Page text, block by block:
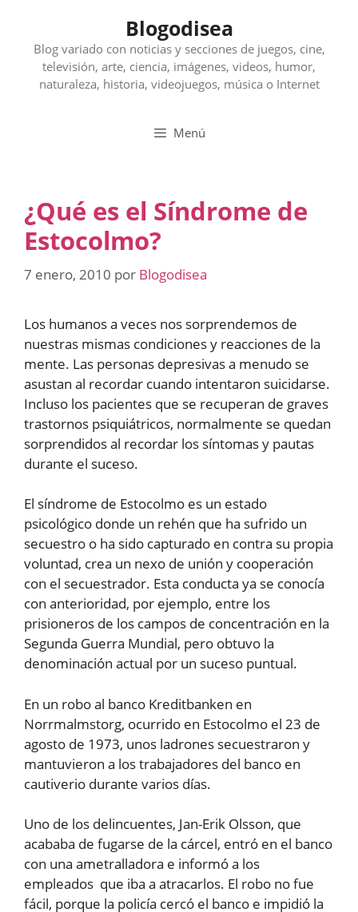
contenido
Blogodisea
Blog variado con noticias y secciones de juegos, cine,
televisión, arte, ciencia, imágenes, videos, humor,
naturaleza, historia, videojuegos, música o Internet
Menú
¿Qué es el Síndrome de
Estocolmo?
7 enero, 2010 por Blogodisea
Los humanos a veces nos sorprendemos de
nuestras mismas condiciones y reacciones de la
mente. Las personas depresivas a menudo se
asustan al recordar cuando intentaron suicidarse.
Incluso los pacientes que se recuperan de graves
trastornos psiquiátricos, normalmente se quedan
sorprendidos al recordar los síntomas y pautas
durante el suceso.
El síndrome de Estocolmo es un estado
psicológico donde un rehén que ha sufrido un
secuestro o ha sido capturado en contra su propia
voluntad, crea un nexo de unión y cooperación
con el secuestrador. Esta conducta ya se conocía
con anterioridad, por ejemplo, entre los
prisioneros de los campos de concentración en la
Segunda Guerra Mundial, pero obtuvo la
denominación actual por un suceso puntual.
En un robo al banco Kreditbanken en
Norrmalmstorg, ocurrido en Estocolmo el 23 de
agosto de 1973, unos ladrones secuestraron y
mantuvieron a los trabajadores del banco en
cautiverio durante varios días.
Uno de los delincuentes, Jan-Erik Olsson, que
acababa de fugarse de la cárcel, entró en el banco
con una ametralladora e informó a los
empleados que iba a atracarlos. El robo no fue
fácil, porque la policía cercó el banco e impidió la